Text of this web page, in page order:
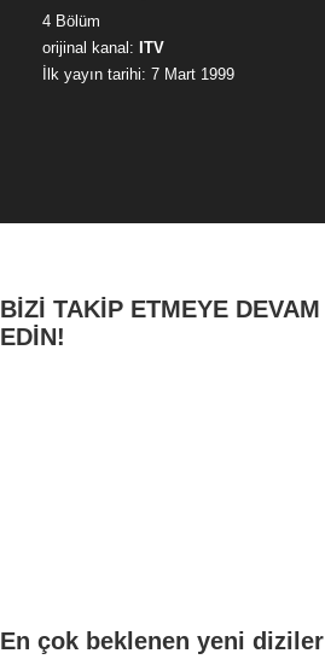
4 Bölüm
orijinal kanal: ITV
İlk yayın tarihi: 7 Mart 1999
BİZİ TAKİP ETMEYE DEVAM
EDİN!
En çok beklenen yeni diziler